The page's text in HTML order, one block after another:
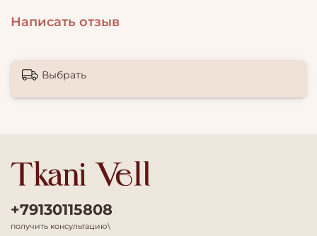
Написать отзыв
Выбрать
+79130115808
получить консультацию\